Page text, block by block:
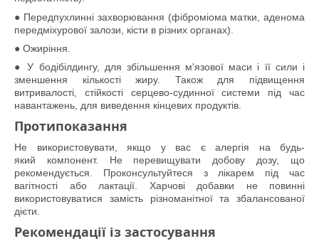
● Передпухлинні захворювання (фіброміома матки, аденома
передміхурової залози, кісти в різних органах).
● Ожиріння.
● У бодібілдингу, для збільшення м'язової маси і її сили і
зменшення кількості жиру. Також для підвищення
витривалості, стійкості серцево-судинної системи під час
навантажень, для виведення кінцевих продуктів.
Протипоказання
Не використовувати, якщо у вас є алергія на будь-
який компонент. Не перевищувати добову дозу, що
рекомендується. Проконсультуйтеся з лікарем під час
вагітності або лактації. Харчові добавки не повинні
використовуватися замість різноманітної та збалансованої
дієти.
Рекомендації із застосування